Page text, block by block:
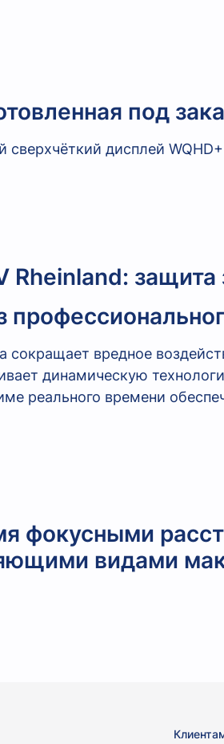
под
сверхчёткий дисплей WQHD+
Rheinland: защита
сокращает вредное
динамическую
реального времени
фокусными
видами